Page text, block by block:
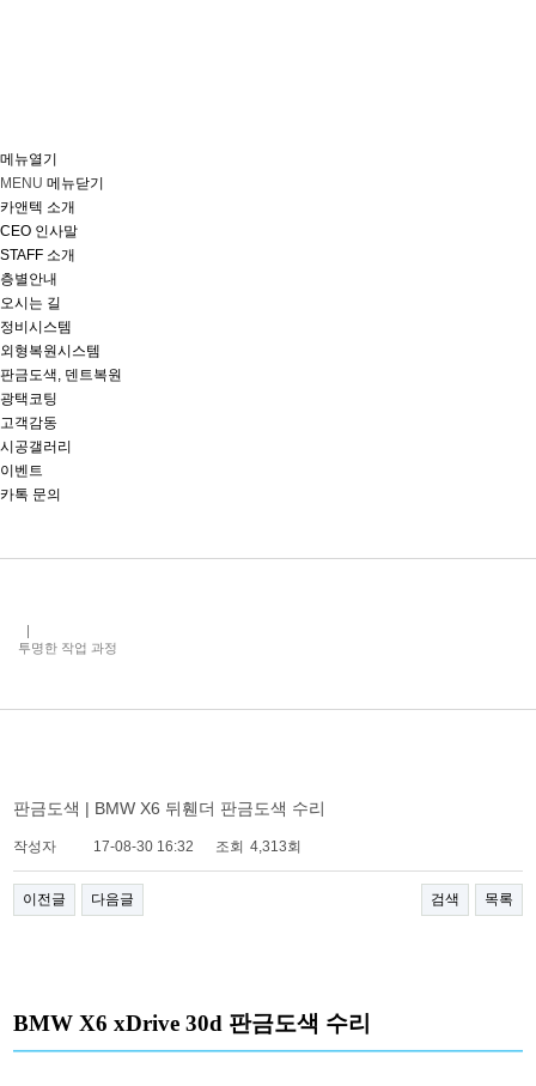
메뉴열기
MENU 메뉴닫기
카앤텍 소개
CEO 인사말
STAFF 소개
층별안내
오시는 길
정비시스템
외형복원시스템
판금도색, 덴트복원
광택코팅
고객감동
시공갤러리
이벤트
카톡 문의
투명한 작업 과정
판금도색 | BMW X6 뒤휀더 판금도색 수리
작성자 17-08-30 16:32 조회 4,313회
이전글 다음글 검색 목록
BMW X6 xDrive 30d 판금도색 수리